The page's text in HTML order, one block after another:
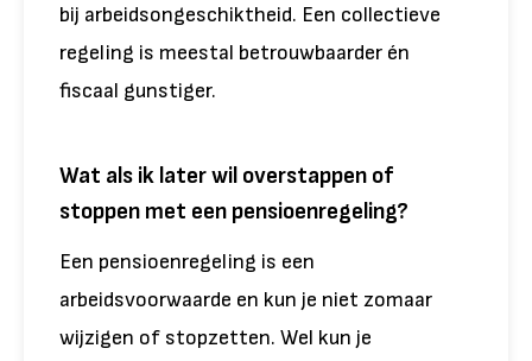
bij arbeidsongeschiktheid. Een collectieve
regeling is meestal betrouwbaarder én
fiscaal gunstiger.
Wat als ik later wil overstappen of
stoppen met een pensioenregeling?
Een pensioenregeling is een
arbeidsvoorwaarde en kun je niet zomaar
wijzigen of stopzetten. Wel kun je